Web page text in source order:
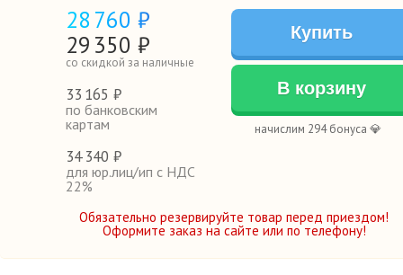
28 760 ₽
29 350 ₽
со скидкой за наличные
33 165 ₽
по банковским
картам
34 340 ₽
для юр.лиц/ип с НДС
22%
Купить
В корзину
начислим 294 бонуса 💎
Обязательно резервируйте товар перед приездом!
Оформите заказ на сайте или по телефону!